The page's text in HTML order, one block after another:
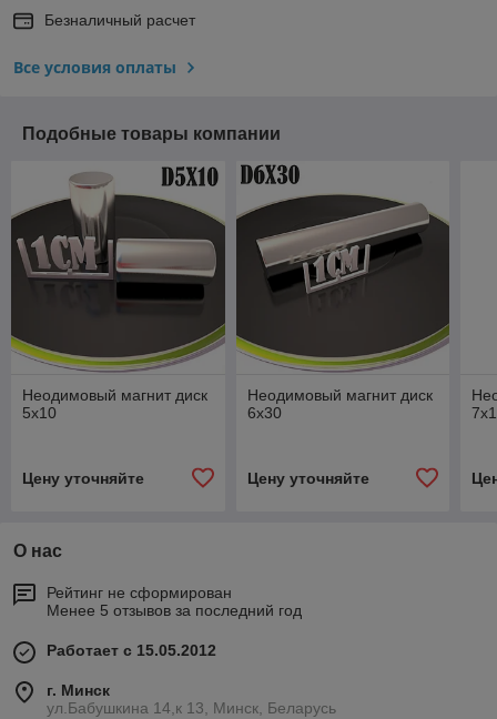
Безналичный расчет
Все условия оплаты
Подобные товары компании
Неодимовый магнит диск
5х10
Цену уточняйте
Неодимовый магнит диск
6х30
Цену уточняйте
О нас
Рейтинг не сформирован
Менее 5 отзывов за последний год
Работает с 15.05.2012
г. Минск
ул.Бабушкина 14,к 13, Минск, Беларусь